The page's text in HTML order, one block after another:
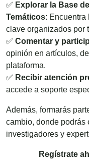
✅ Explorar la Base
Temáticos: Encuentra
clave organizados por
✅ Comentar y
opinión en artículos,
plataforma.
✅ Recibir atención
accede a soporte
Además, formarás
cambio, donde podrás
investigadores y
Regístrate